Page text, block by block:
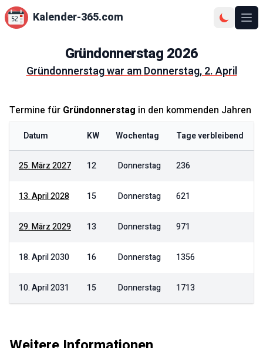
Kalender-365.com
Gründonnerstag 2026
Gründonnerstagwar amDonnerstag, 2. April
Termine für Gründonnerstag in den kommenden Jahren
Datum KW Wochentag Tage verbleibend
25. März 2027 12 Donnerstag 236
13. April 2028 15 Donnerstag 621
29. März 2029 13 Donnerstag 971
18. April 2030 16 Donnerstag 1356
10. April 2031 15 Donnerstag 1713